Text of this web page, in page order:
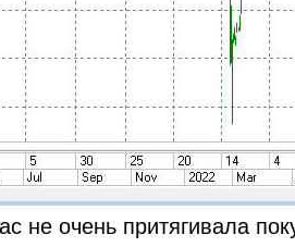
не очень притягивала